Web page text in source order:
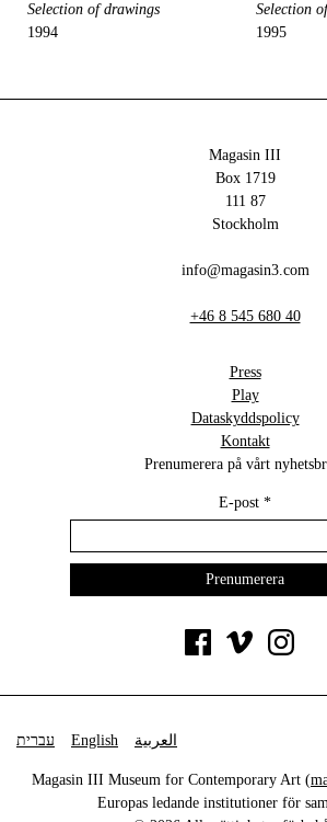
Selection of drawings
1994
Selection
1995
Magasin III
Box 1719
111 87
Stockholm
info@magasin3.com
+46 8 545 680 40
Press
Play
Dataskyddspolicy
Kontakt
Prenumerera på vårt
E-post *
עברית English العربية
Magasin III Museum for Contemporary Art (
Europas ledande institutioner för